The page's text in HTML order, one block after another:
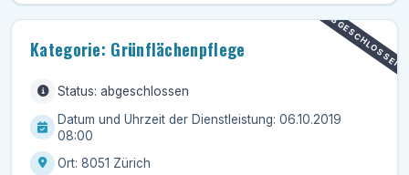
ABGESCHLOSSEN
Kategorie: Grünflächenpflege
Status: abgeschlossen
Datum und Uhrzeit der Dienstleistung: 06.10.2019
08:00
Ort: 8051 Zürich